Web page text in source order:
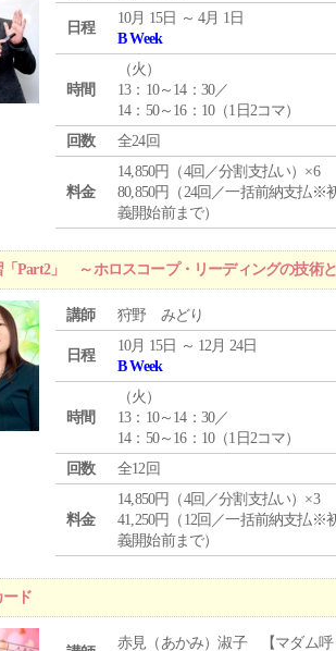
日程
10月 15日 ～ 4月 1日
B Week
時間
（火 ）
13：10～14：30／
14：50～16：10（1日2コマ）
回数
全24回
料金
14,850円（4回／分割支払い）×6
80,850円（24回／一括前納支払※
義開始前まで）
「Part2」 ～ホロスコープ・リーディングの技術
講師 狩野 みどり
日程
10月 15日 ～ 12月 24日
B Week
時間
（火 ）
13：10～14：30／
14：50～16：10（1日2コマ）
回数
全12回
料金
14,850円（4回／分割支払い）×3
41,250円（12回／一括前納支払※
義開始前まで）
ド
赤見（あかみ）淑子 【マダム呼